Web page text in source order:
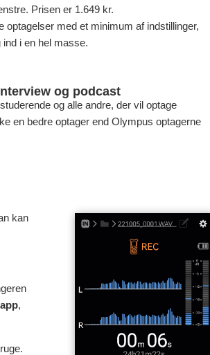
Prisen er 1.649 kr.
optagelser med et minimum af indstillinger,
i en hel masse.
og podcast
og alle andre, der vil optage
en bedre optager end Olympus optagerne
kan
,